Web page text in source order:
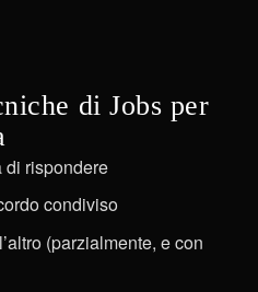
di Jobs per
di rispondere
condiviso
(parzialmente, e con